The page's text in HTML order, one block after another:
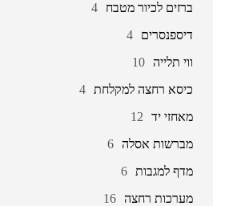
ברזים לכיור מטבח
4
דיספנסרים
4
ווי תלייה 10
כיסא רחצה למקלחת 4
מאחזי יד
12
מברשות אסלה 6
מדף למגבות 6
מערכות רחצה 16